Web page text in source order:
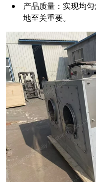
产品质量：实现均
地至关重要。